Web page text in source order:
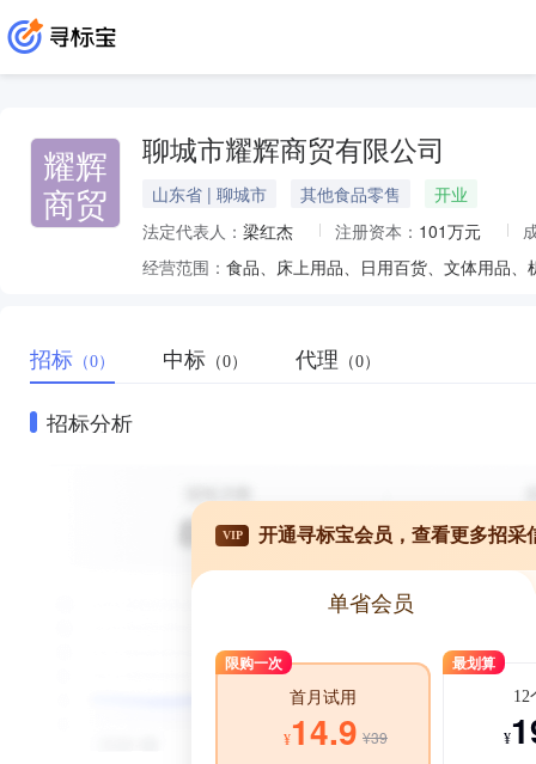
耀辉
商贸
聊城市耀辉商贸有限公司
山东省 | 聊城市 其他食品零售
开业
法定代表人： 梁红杰 注册资本： 101万元
经营范围：
招标 （0） 中标 （0） 代理 （0）
招标分析
VIP 开通寻标宝会员，查看更多招采
单省会员
限购一次
首月试用
¥14.9 ¥39
最划算
12
¥